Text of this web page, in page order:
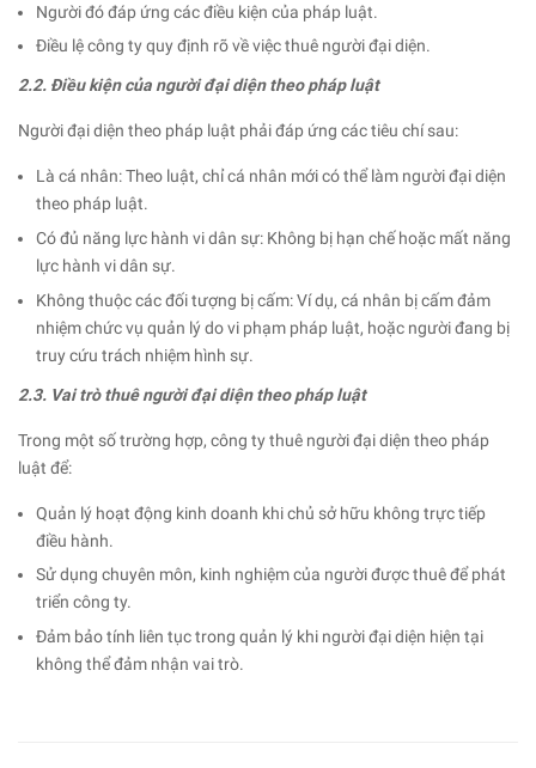
Người đó đáp ứng các điều kiện của pháp luật.
Điều lệ công ty quy định rõ về việc thuê người đại diện.
2.2. Điều kiện của người đại diện theo pháp luật
Người đại diện theo pháp luật phải đáp ứng các tiêu chí sau:
Là cá nhân: Theo luật, chỉ cá nhân mới có thể làm người đại diện
theo pháp luật.
Có đủ năng lực hành vi dân sự: Không bị hạn chế hoặc mất năng
lực hành vi dân sự.
Không thuộc các đối tượng bị cấm: Ví dụ, cá nhân bị cấm đảm
nhiệm chức vụ quản lý do vi phạm pháp luật, hoặc người đang bị
truy cứu trách nhiệm hình sự.
2.3. Vai trò thuê người đại diện theo pháp luật
Trong một số trường hợp, công ty thuê người đại diện theo pháp
luật để:
Quản lý hoạt động kinh doanh khi chủ sở hữu không trực tiếp
điều hành.
Sử dụng chuyên môn, kinh nghiệm của người được thuê để phát
triển công ty.
Đảm bảo tính liên tục trong quản lý khi người đại diện hiện tại
không thể đảm nhận vai trò.